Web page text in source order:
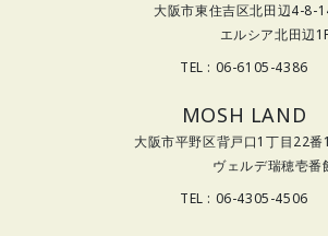
大阪市東住吉区北田辺4-8-
エルシア北田辺
TEL : 06-6105-4386
MOSH LAND
大阪市平野区背戸口1丁目22番
ヴェルデ瑞穂壱番
TEL : 06-4305-4506